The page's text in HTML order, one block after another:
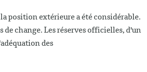
position extérieure a été considérable.
change. Les réserves officielles, d'un
des